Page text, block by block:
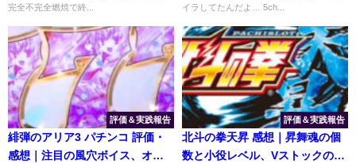
完全不完全燃焼で終...
イラしてたんだよ… 5ch...
評価＆実践報告
緋弾のアリア3 パチンコ 評価・
感想｜注目の風穴ボイス、オス
評価＆実践報告
北斗の拳天昇 感想｜昇舞魂の個
数と小役レベル、Vストックの当